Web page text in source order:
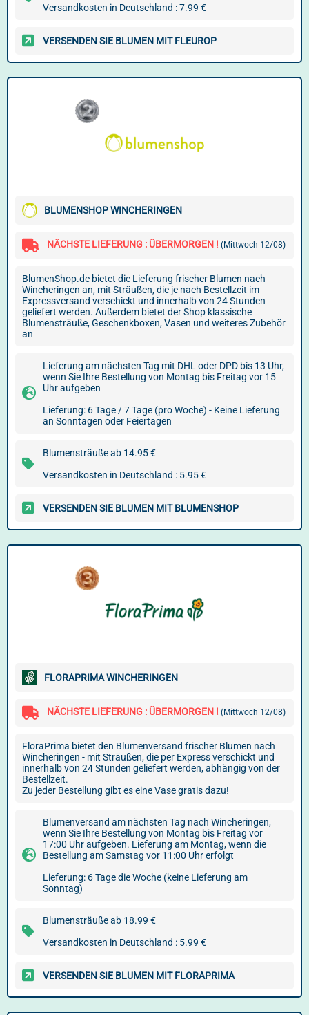
Versandkosten in Deutschland : 7.99 €
VERSENDEN SIE BLUMEN MIT FLEUROP
BLUMENSHOP WINCHERINGEN
NÄCHSTE LIEFERUNG : ÜBERMORGEN ! (Mittwoch 12/08)
BlumenShop.de bietet die Lieferung frischer Blumen nach
Wincheringen an, mit Sträußen, die je nach Bestellzeit im
Expressversand verschickt und innerhalb von 24 Stunden
geliefert werden. Außerdem bietet der Shop klassische
Blumensträuße, Geschenkboxen, Vasen und weiteres Zubehör
an
Lieferung am nächsten Tag mit DHL oder DPD bis 13 Uhr,
wenn Sie Ihre Bestellung von Montag bis Freitag vor 15
Uhr aufgeben
Lieferung: 6 Tage / 7 Tage (pro Woche) - Keine Lieferung
an Sonntagen oder Feiertagen
Blumensträuße ab 14.95 €
Versandkosten in Deutschland : 5.95 €
VERSENDEN SIE BLUMEN MIT BLUMENSHOP
FLORAPRIMA WINCHERINGEN
NÄCHSTE LIEFERUNG : ÜBERMORGEN ! (Mittwoch 12/08)
FloraPrima bietet den Blumenversand frischer Blumen nach
Wincheringen - mit Sträußen, die per Express verschickt und
innerhalb von 24 Stunden geliefert werden, abhängig von der
Bestellzeit.
Zu jeder Bestellung gibt es eine Vase gratis dazu!
Blumenversand am nächsten Tag nach Wincheringen,
wenn Sie Ihre Bestellung von Montag bis Freitag vor
17:00 Uhr aufgeben. Lieferung am Montag, wenn die
Bestellung am Samstag vor 11:00 Uhr erfolgt
Lieferung: 6 Tage die Woche (keine Lieferung am
Sonntag)
Blumensträuße ab 18.99 €
Versandkosten in Deutschland : 5.99 €
VERSENDEN SIE BLUMEN MIT FLORAPRIMA